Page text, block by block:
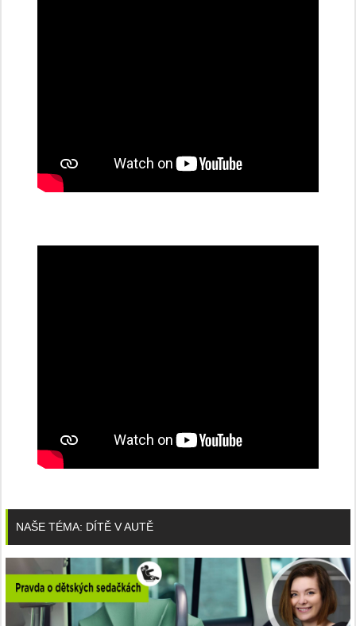
NAŠE TÉMA: DÍTĚ V AUTĚ